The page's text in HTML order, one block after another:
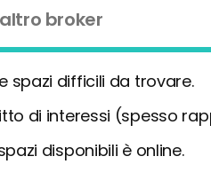
broker
spazi difficili da trovare.
di interessi (spesso
disponibili è online.